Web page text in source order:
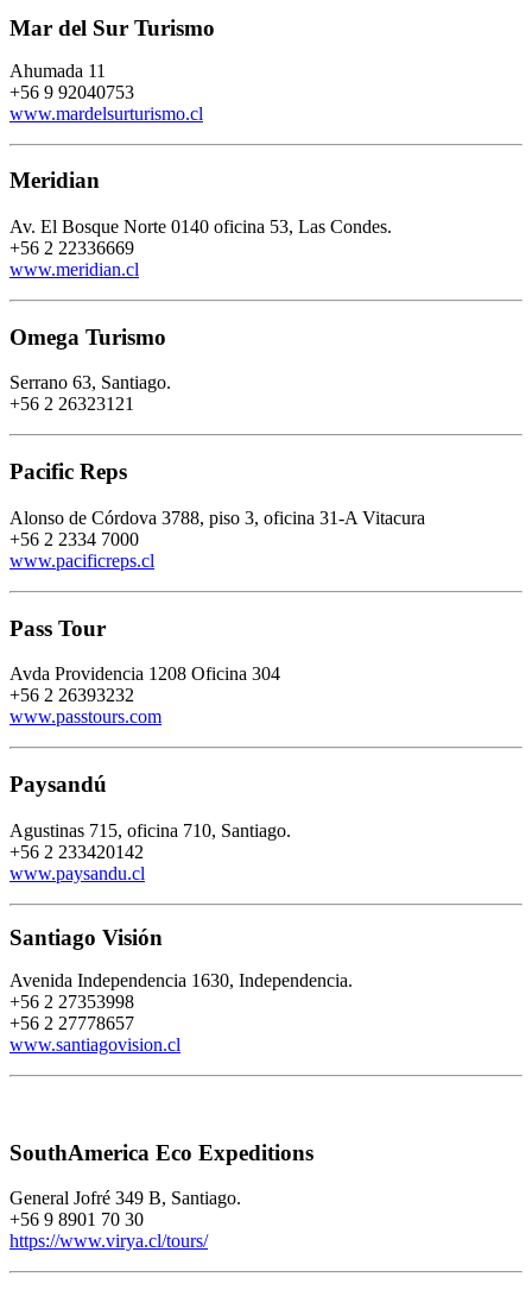
Mar del Sur Turismo
Ahumada 11
+56 9 92040753
www.mardelsurturismo.cl
Meridian
Av. El Bosque Norte 0140 oficina 53, Las Condes.
+56 2 22336669
www.meridian.cl
Omega Turismo
Serrano 63, Santiago.
+56 2 26323121
Pacific Reps
Alonso de Córdova 3788, piso 3, oficina 31-A Vitacura
+56 2 2334 7000
www.pacificreps.cl
Pass Tour
Avda Providencia 1208 Oficina 304
+56 2 26393232
www.passtours.com
Paysandú
Agustinas 715, oficina 710, Santiago.
+56 2 233420142
www.paysandu.cl
Santiago Visión
Avenida Independencia 1630, Independencia.
+56 2 27353998
+56 2 27778657
www.santiagovision.cl
SouthAmerica Eco Expeditions
General Jofré 349 B, Santiago.
+56 9 8901 70 30
https://www.virya.cl/tours/